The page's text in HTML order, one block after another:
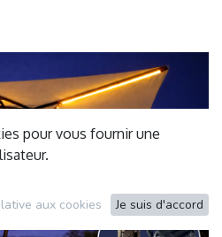
pour vous fournir une
aux cookies Je suis d'accord